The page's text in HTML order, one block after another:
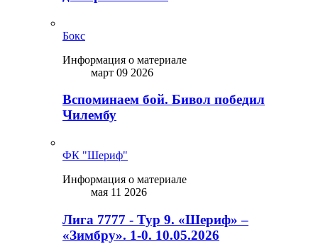
Бокс
Информация о материале
март 09 2026
Вспоминаем бой. Бивол победил
Чилембу
ФК "Шериф"
Информация о материале
мая 11 2026
Лига 7777 - Тур 9. «Шериф» –
«Зимбру». 1-0. 10.05.2026